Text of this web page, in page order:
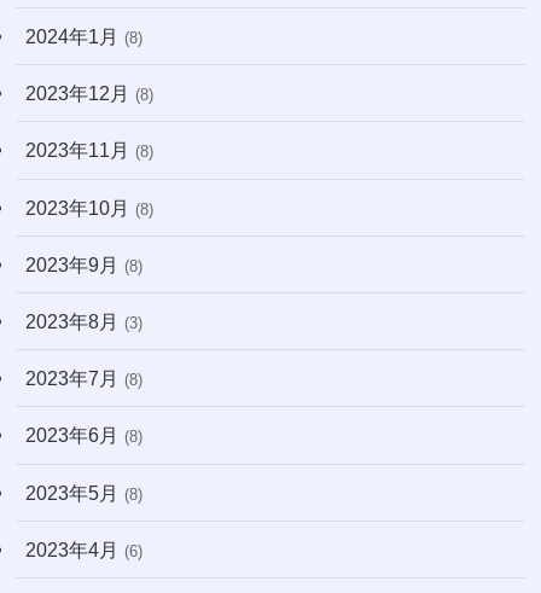
2024年1月 (8)
2023年12月 (8)
2023年11月 (8)
2023年10月 (8)
2023年9月 (8)
2023年8月 (3)
2023年7月 (8)
2023年6月 (8)
2023年5月 (8)
2023年4月 (6)